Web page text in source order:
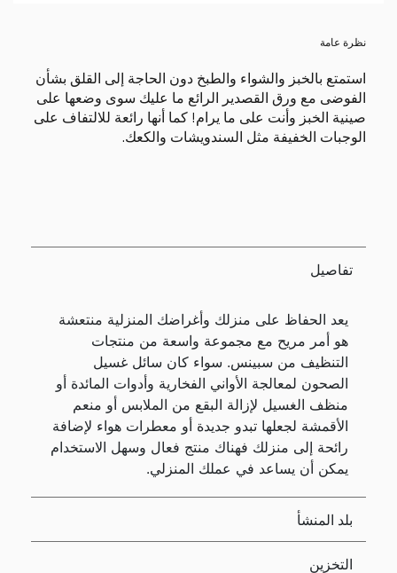
نظرة عامة
استمتع بالخبز والشواء والطبخ دون الحاجة إلى القلق بشأن
الفوضى مع ورق القصدير الرائع ما عليك سوى وضعها على
صينية الخبز وأنت على ما يرام! كما أنها رائعة للالتفاف على
الوجبات الخفيفة مثل السندويشات والكعك.
تفاصيل
يعد الحفاظ على منزلك وأغراضك المنزلية منتعشة
هو أمر مريح مع مجموعة واسعة من منتجات
التنظيف من سبينس. سواء كان سائل غسيل
الصحون لمعالجة الأواني الفخارية وأدوات المائدة أو
منظف الغسيل لإزالة البقع من الملابس أو منعم
الأقمشة لجعلها تبدو جديدة أو معطرات هواء لإضافة
رائحة إلى منزلك فهناك منتج فعال وسهل الاستخدام
يمكن أن يساعد في عملك المنزلي.
بلد المنشأ
التخزين